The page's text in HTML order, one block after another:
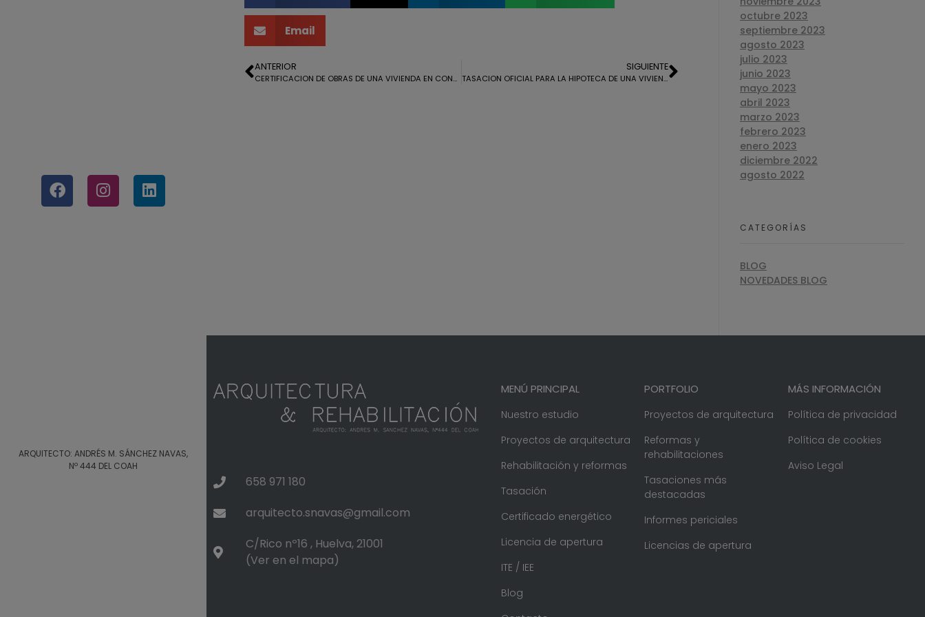
ARQUITECTO: ANDRÉS M. SÁNCHEZ NAVAS,
Nº 444 DEL COAH
Email
ANTERIOR
CERTIFICACION DE OBRAS DE UNA VIVIENDA EN CONSTRUCCIÓN EN LA MONACILLA
SIGUIENTE
TASACION OFICIAL PARA LA HIPOTECA DE UNA VIVIENDA EN ISLA CRISTINA
octubre 2023
septiembre 2023
agosto 2023
julio 2023
junio 2023
mayo 2023
abril 2023
marzo 2023
febrero 2023
enero 2023
diciembre 2022
agosto 2022
CATEGORÍAS
BLOG
NOVEDADES BLOG
658 971 180
arquitecto.snavas@gmail.com
C/Rico nº16 , Huelva, 21001
(Ver en el mapa)
MENÚ PRINCIPAL
Nuestro estudio
Proyectos de arquitectura
Rehabilitación y reformas
Tasación
Certificado energético
Licencia de apertura
ITE / IEE
Blog
PORTFOLIO
Proyectos de arquitectura
Reformas y
rehabilitaciones
Tasaciones más
destacadas
Informes periciales
Licencias de apertura
MÁS INFORMACIÓN
Política de privacidad
Política de cookies
Aviso Legal